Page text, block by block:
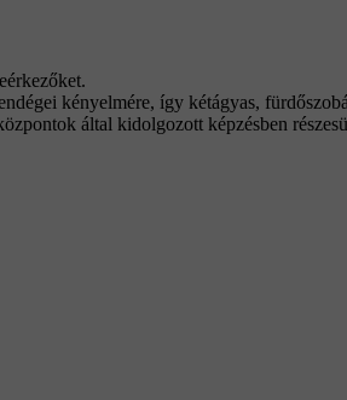
kényelmére, így kétágyas,
által kidolgozott képzésben